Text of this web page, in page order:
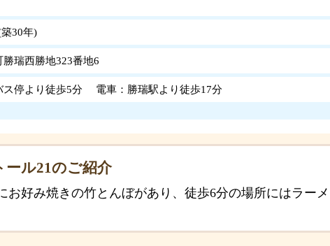
築30年)
瑞西勝地323番地6
ス停より徒歩5分 電車：勝瑞駅より徒歩17分
ール21のご紹介
お好み焼きの竹とんぼがあり、徒歩6分の場所にはラー